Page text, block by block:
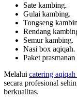
Sate kambing.
Gulai kambing.
Tongseng
Rendang
Semur kambing.
Nasi box aqiqah.
Paket prasmanan
Melalui catering aqiqah
secara profesional
berkualitas.